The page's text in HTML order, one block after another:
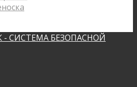
- СИСТЕМА БЕЗОПАСНОЙ